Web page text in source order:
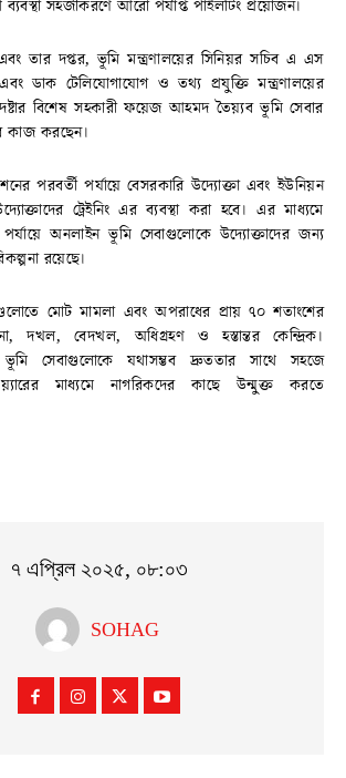
সহজীকরণে আরো পর্যাপ্ত পাইলটিং প্রয়োজন।
এবং তার দপ্তর, ভূমি মন্ত্রণালয়ের সিনিয়র সচিব এ এস
ডাক টেলিযোগাযোগ ও তথ্য প্রযুক্তি মন্ত্রণালয়ের
বিশেষ সহকারী ফয়েজ আহমদ তৈয়্যব ভূমি সেবার
কাজ করছেন।
পরবর্তী পর্যায়ে বেসরকারি উদ্যোক্তা এবং ইউনিয়ন
ট্রেইনিং এর ব্যবস্থা করা হবে। এর মাধ্যমে
অনলাইন ভূমি সেবাগুলোকে উদ্যোক্তাদের জন্য
রয়েছে।
মোট মামলা এবং অপরাধের প্রায় ৭০ শতাংশের
দখল, বেদখল, অধিগ্রহণ ও হস্তান্তর কেন্দ্রিক।
ভূমি সেবাগুলোকে যথাসম্ভব দ্রুততার সাথে সহজে
মাধ্যমে নাগরিকদের কাছে উন্মুক্ত করতে
৭ এপ্রিল ২০২৫, ০৮:০৩
SOHAG